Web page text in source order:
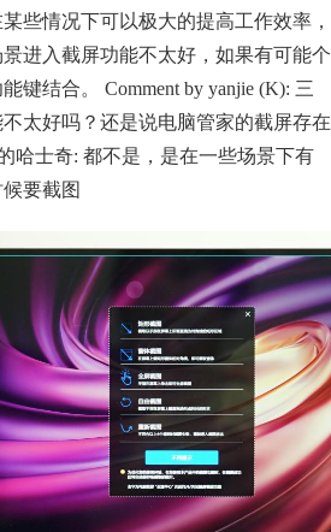
些情况下可以极大的提高工作效率，
进入截屏功能不太好，如果有可能个
键结合。 Comment by yanjie (K): 三
太好吗？还是说电脑管家的截屏存在
哈士奇: 都不是，是在一些场景下有
要截图